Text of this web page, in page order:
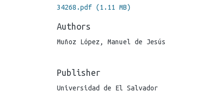
34268.pdf (1.11 MB)
Authors
Muñoz López, Manuel de Jesús
Publisher
Universidad de El Salvador